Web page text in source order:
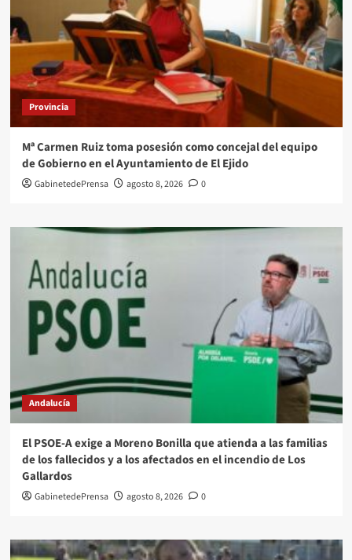
Provincia
Mª Carmen Ruiz toma posesión como concejal del equipo
de Gobierno en el Ayuntamiento de El Ejido
GabinetedePrensa agosto 8, 2026 0
Andalucía
El PSOE-A exige a Moreno Bonilla que atienda a las familias
de los fallecidos y a los afectados en el incendio de Los
Gallardos
GabinetedePrensa agosto 8, 2026 0